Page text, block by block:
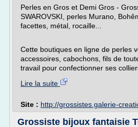
Perles en Gros et Demi Gros -
SWAROVSKI, perles Murano,
facettes, métal, rocaille...
Cette boutiques en ligne de perles
accessoires, cabochons, fils de
travail pour confectionner ses
Lire la suite
Site : http://grossistes.galerie-
Grossiste bijoux fantaisie